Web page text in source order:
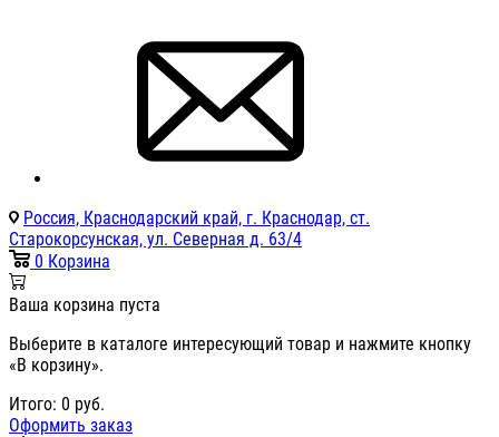
Россия, Краснодарский край, г. Краснодар, ст.
Старокорсунская, ул. Северная д. 63/4
0 Корзина
Ваша корзина пуста
Выберите в каталоге интересующий товар и нажмите кнопку
«В корзину».
Итого: 0 руб.
Оформить заказ